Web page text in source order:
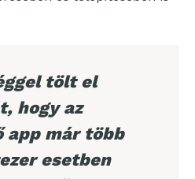
tölt el
hogy az
app már több
esetben